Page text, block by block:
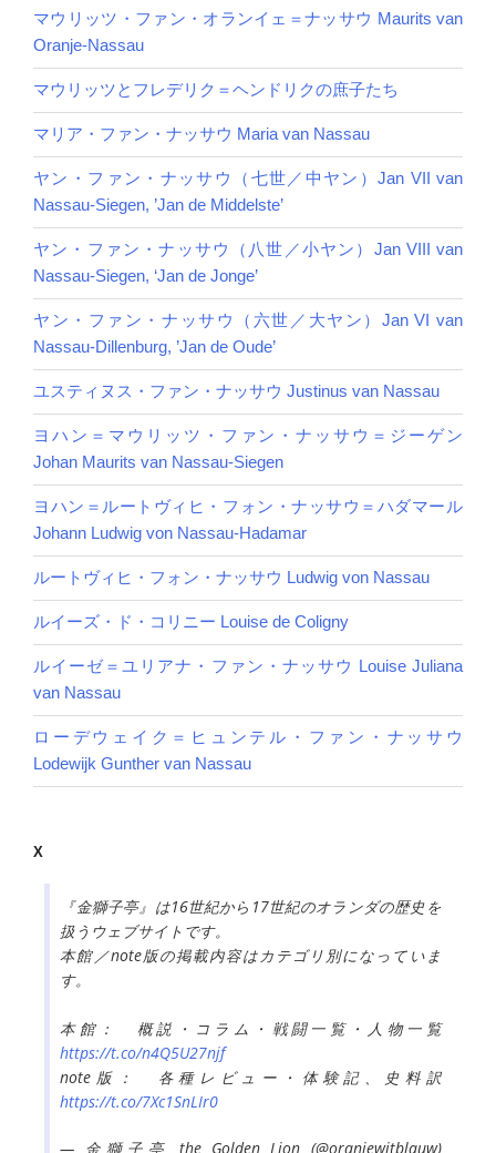
マウリッツ・ファン・オランイェ＝ナッサウ Maurits van
Oranje-Nassau
マウリッツとフレデリク＝ヘンドリクの庶子たち
マリア・ファン・ナッサウ Maria van Nassau
ヤン・ファン・ナッサウ（七世／中ヤン）Jan VII van
Nassau-Siegen, ’Jan de Middelste’
ヤン・ファン・ナッサウ（八世／小ヤン）Jan VIII van
Nassau-Siegen, ‘Jan de Jonge’
ヤン・ファン・ナッサウ（六世／大ヤン）Jan VI van
Nassau-Dillenburg, ’Jan de Oude’
ユスティヌス・ファン・ナッサウ Justinus van Nassau
ヨハン＝マウリッツ・ファン・ナッサウ＝ジーゲン
Johan Maurits van Nassau-Siegen
ヨハン＝ルートヴィヒ・フォン・ナッサウ＝ハダマール
Johann Ludwig von Nassau-Hadamar
ルートヴィヒ・フォン・ナッサウ Ludwig von Nassau
ルイーズ・ド・コリニー Louise de Coligny
ルイーゼ＝ユリアナ・ファン・ナッサウ Louise Juliana
van Nassau
ローデウェイク＝ヒュンテル・ファン・ナッサウ
Lodewijk Gunther van Nassau
X
『金獅子亭』は16世紀から17世紀のオランダの歴史を
扱うウェブサイトです。
本館／note版の掲載内容はカテゴリ別になっていま
す。
本館： 概説・コラム・戦闘一覧・人物一覧
https://t.co/n4Q5U27njf
note版： 各種レビュー・体験記、史料訳
https://t.co/7Xc1SnLIr0
— 金獅子亭 the Golden Lion (@oranjewitblauw)